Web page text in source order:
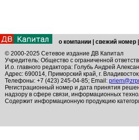
о компании свежий номер
© 2000-2025 Сетевое издание ДВ Капитал
Учредитель: Общество с ограниченной
И.о. главного редактора: Голубь Андрей
Адрес: 690014, Приморский край, г.
Телефоны: +7 (423) 245-04-85; Email:
Регистрационный номер и дата принятия
надзору в сфере связи, информационных
Содержит информационную продукцию